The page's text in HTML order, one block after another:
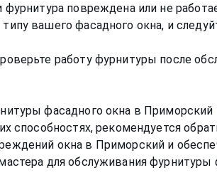
повреждена или не
вашего фасадного окна, и
работу фурнитуры после
фасадного окна в
способностях, рекомендуется
окна в Приморский и